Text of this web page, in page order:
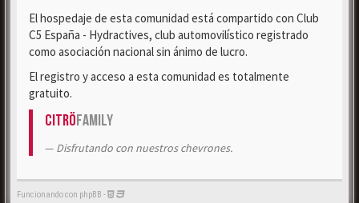
El hospedaje de esta comunidad está compartido con Club
C5 España - Hydractives, club automovilístico registrado
como asociación nacional sin ánimo de lucro.
El registro y acceso a esta comunidad es totalmente
gratuito.
CitröFamily
Disfrutando con nuestros chevrones.
Funcionando con phpBB -